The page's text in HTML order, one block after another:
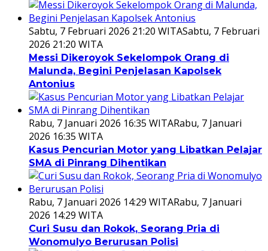
Sabtu, 7 Februari 2026 21:20 WITASabtu, 7 Februari
2026 21:20 WITA
Messi Dikeroyok Sekelompok Orang di
Malunda, Begini Penjelasan Kapolsek
Antonius
Rabu, 7 Januari 2026 16:35 WITARabu, 7 Januari
2026 16:35 WITA
Kasus Pencurian Motor yang Libatkan Pelajar
SMA di Pinrang Dihentikan
Rabu, 7 Januari 2026 14:29 WITARabu, 7 Januari
2026 14:29 WITA
Curi Susu dan Rokok, Seorang Pria di
Wonomulyo Berurusan Polisi